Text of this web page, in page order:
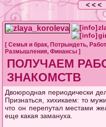
< < <
[Семья и брак, Потрындеть,
Размышления,Финансы ]
ПОЛУЧАЕМ
ЗНАКОМСТВ
Двоюродная периодически
Признаться, хихикаем: то
что он перепутал местами
еще какая замануха.